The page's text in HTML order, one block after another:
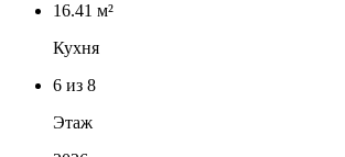
16.41 м²
Кухня
6 из 8
Этаж